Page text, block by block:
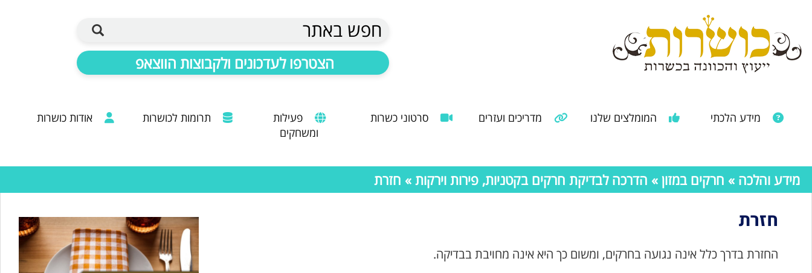
חפש באתר
הצטרפו לעדכונים ולקבוצות הווצאפ
מידע הלכתי המומלצים שלנו מדריכים ועזרים סרטוני כשרות
פעילות
ומשחקים
תרומות לכושרות אודות כושרות
מידע והלכה » חרקים במזון » הדרכה לבדיקת חרקים בקטניות, פירות וירקות » חזרת
חזרת
החזרת בדרך כלל אינה נגועה בחרקים, ומשום כך היא אינה מחויבת בבדיקה.